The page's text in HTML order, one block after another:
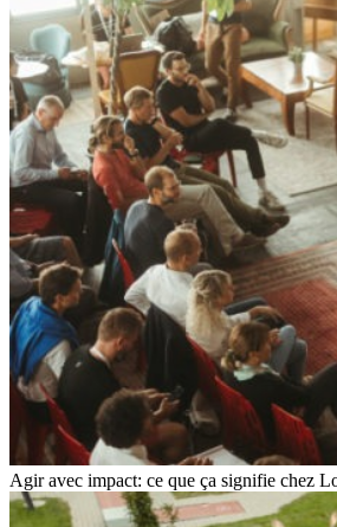
Agir avec impact: ce que ça signifie chez